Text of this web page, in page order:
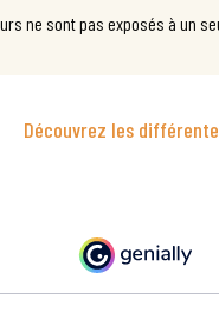
ne sont pas exposés à un
Découvrez les